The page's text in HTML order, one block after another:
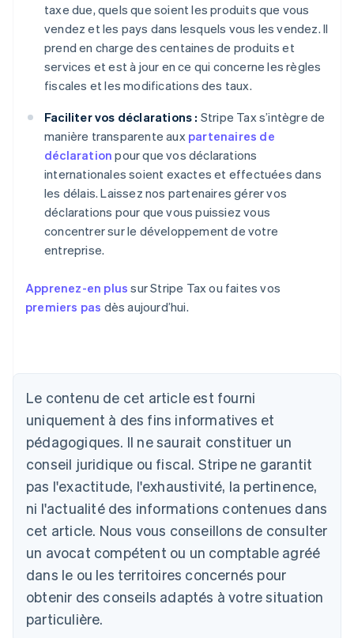
taxe due, quels que soient les produits que vous
vendez et les pays dans lesquels vous les vendez. Il
prend en charge des centaines de produits et
services et est à jour en ce qui concerne les règles
fiscales et les modifications des taux.
Faciliter vos déclarations : Stripe Tax s’intègre de
manière transparente aux partenaires de
déclaration pour que vos déclarations
internationales soient exactes et effectuées dans
les délais. Laissez nos partenaires gérer vos
déclarations pour que vous puissiez vous
concentrer sur le développement de votre
entreprise.
Apprenez-en plus sur Stripe Tax ou faites vos
premiers pas dès aujourd’hui.
Le contenu de cet article est fourni
uniquement à des fins informatives et
pédagogiques. Il ne saurait constituer un
conseil juridique ou fiscal. Stripe ne garantit
pas l'exactitude, l'exhaustivité, la pertinence,
ni l'actualité des informations contenues dans
cet article. Nous vous conseillons de consulter
un avocat compétent ou un comptable agréé
dans le ou les territoires concernés pour
obtenir des conseils adaptés à votre situation
particulière.
Allemagne
Australie
English
Autriche
DeutschEnglish
Belgique
NederlandsFrançaisDeutschEnglish
Português English
Bulgarie
English
Canada